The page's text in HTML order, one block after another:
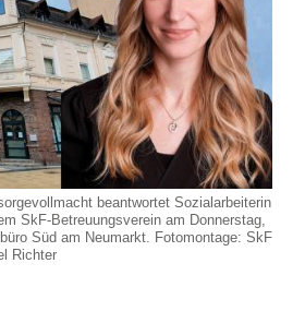
beantwortet Sozialarbeiterin
SkF-Betreuungsverein am Donnerstag,
Süd am Neumarkt. Fotomontage: SkF
Richter